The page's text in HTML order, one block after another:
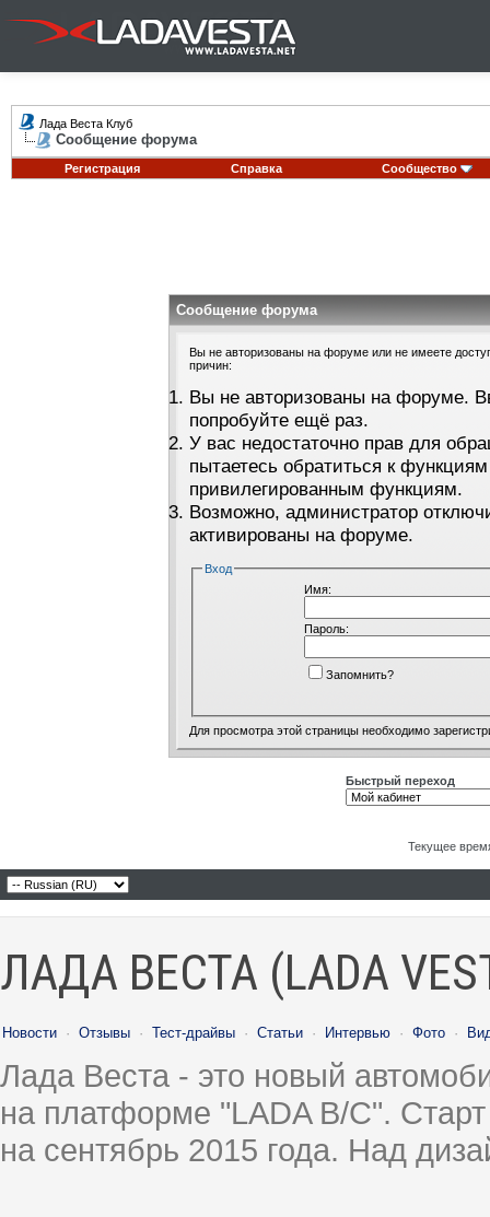
Лада Веста Клуб
Сообщение форума
Регистрация Справка Сообщество
Сообщение форума
Вы не авторизованы на форуме или не имеете
причин:
Вы не авторизованы на форуме.
попробуйте ещё раз.
У вас недостаточно прав для
пытаетесь обратиться к
привилегированным функциям.
Возможно, администратор
активированы на форуме.
Вход
Имя:
Пароль:
Запомнить?
Для просмотра этой страницы необходимо
Быстрый переход
Текущее
ЛАДА ВЕСТА (LADA
Новости · Отзывы · Тест-драйвы · Статьи · Интервью · Фото ·
Лада Веста - это новый
на платформе "LADA B/C".
на сентябрь 2015 года. Над